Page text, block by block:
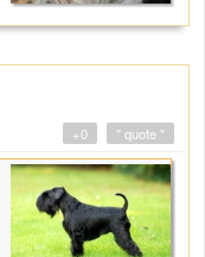
" quote "
+0